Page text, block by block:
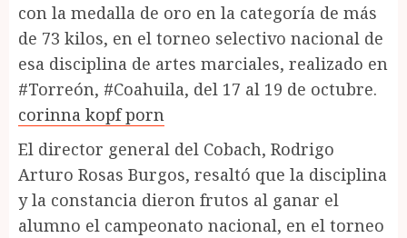
con la medalla de oro en la categoría de más
de 73 kilos, en el torneo selectivo nacional de
esa disciplina de artes marciales, realizado en
#Torreón, #Coahuila, del 17 al 19 de octubre.
corinna kopf porn
El director general del Cobach, Rodrigo
Arturo Rosas Burgos, resaltó que la disciplina
y la constancia dieron frutos al ganar el
alumno el campeonato nacional, en el torneo